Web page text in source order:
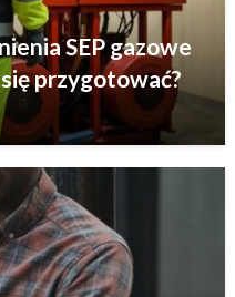
SEP gazowe
przygotować?